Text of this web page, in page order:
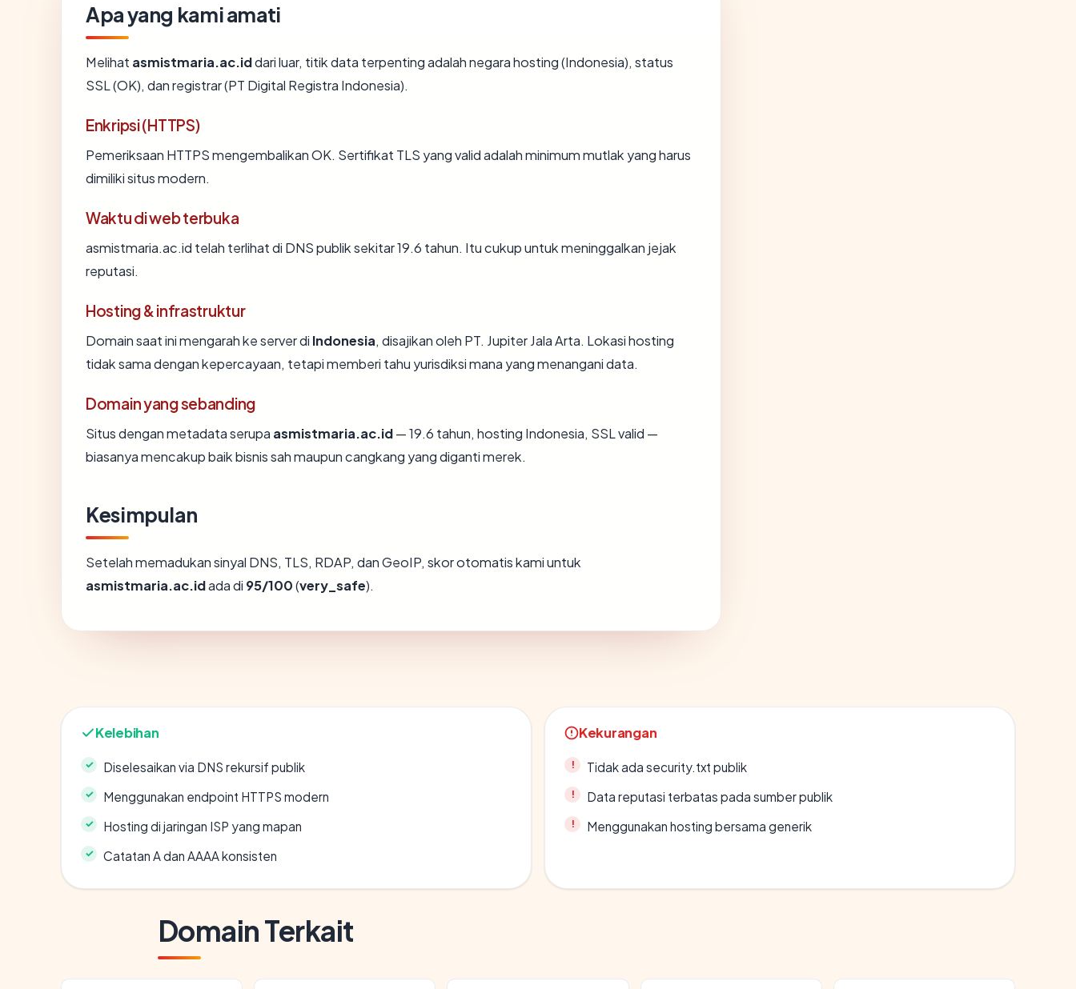
Apa yang kami amati
Melihat asmistmaria.ac.iddari luar, titik data terpenting adalah negara hosting (Indonesia), status
SSL (OK), dan registrar (PT Digital Registra Indonesia).
Enkripsi (HTTPS)
Pemeriksaan HTTPS mengembalikan OK. Sertifikat TLS yang valid adalah minimum mutlak yang harus
dimiliki situs modern.
Waktu di web terbuka
asmistmaria.ac.id telah terlihat di DNS publik sekitar 19.6 tahun. Itu cukup untuk meninggalkan jejak
reputasi.
Hosting & infrastruktur
Domain saat ini mengarah ke server di Indonesia, disajikan oleh PT. Jupiter Jala Arta. Lokasi hosting
tidak sama dengan kepercayaan, tetapi memberi tahu yurisdiksi mana yang menangani data.
Domain yang sebanding
Situs dengan metadata serupa asmistmaria.ac.id— 19.6 tahun, hosting Indonesia, SSL valid —
biasanya mencakup baik bisnis sah maupun cangkang yang diganti merek.
Kesimpulan
Setelah memadukan sinyal DNS, TLS, RDAP, dan GeoIP, skor otomatis kami untuk
asmistmaria.ac.idada di 95/100(very_safe).
Kelebihan
Diselesaikan via DNS rekursif publik
Menggunakan endpoint HTTPS modern
Hosting di jaringan ISP yang mapan
Catatan A dan AAAA konsisten
Kekurangan
Tidak ada security.txt publik
Data reputasi terbatas pada sumber publik
Menggunakan hosting bersama generik
Domain Terkait